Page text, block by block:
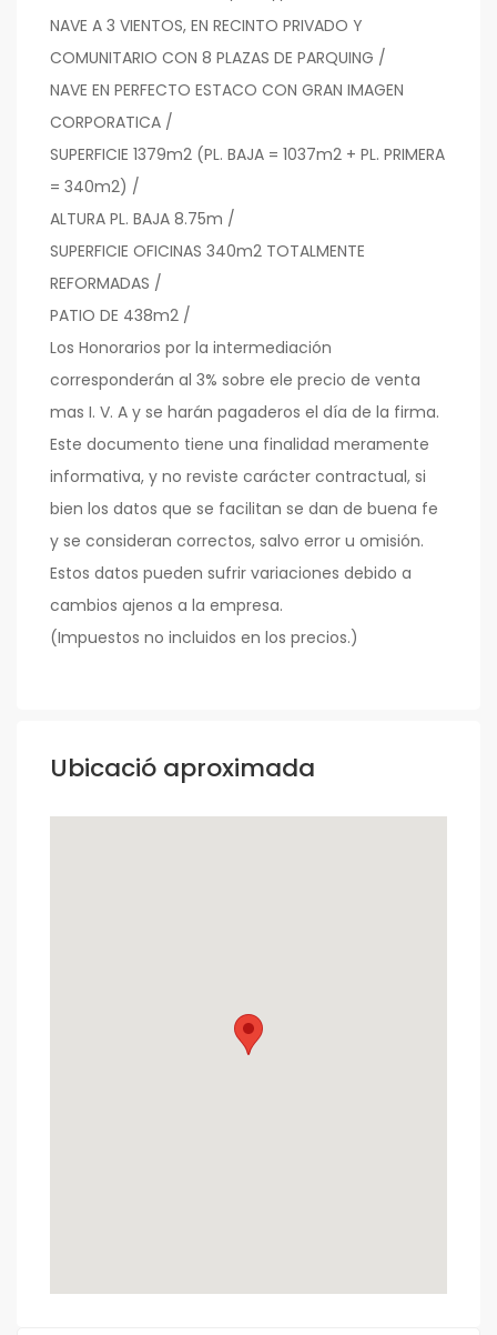
NAVE A 3 VIENTOS, EN RECINTO PRIVADO Y
COMUNITARIO CON 8 PLAZAS DE PARQUING /
NAVE EN PERFECTO ESTACO CON GRAN IMAGEN
CORPORATICA /
SUPERFICIE 1379m2 (PL. BAJA = 1037m2 + PL. PRIMERA
= 340m2) /
ALTURA PL. BAJA 8.75m /
SUPERFICIE OFICINAS 340m2 TOTALMENTE
REFORMADAS /
PATIO DE 438m2 /
Los Honorarios por la intermediación
corresponderán al 3% sobre ele precio de venta
mas I. V. A y se harán pagaderos el día de la firma.
Este documento tiene una finalidad meramente
informativa, y no reviste carácter contractual, si
bien los datos que se facilitan se dan de buena fe
y se consideran correctos, salvo error u omisión.
Estos datos pueden sufrir variaciones debido a
cambios ajenos a la empresa.
(Impuestos no incluidos en los precios.)
Ubicació aproximada